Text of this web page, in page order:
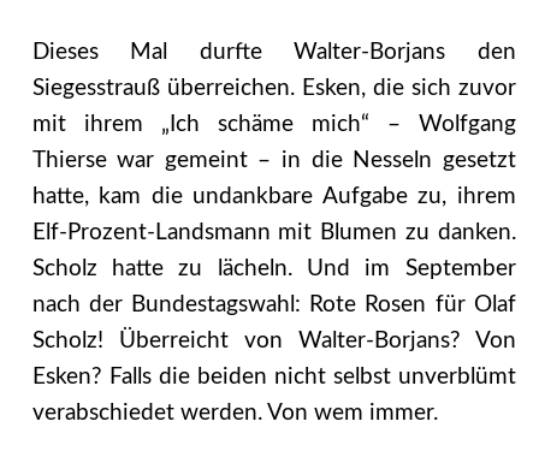
Dieses Mal durfte Walter-Borjans den
Siegesstrauß überreichen. Esken, die sich zuvor
mit ihrem „Ich schäme mich“ – Wolfgang
Thierse war gemeint – in die Nesseln gesetzt
hatte, kam die undankbare Aufgabe zu, ihrem
Elf-Prozent-Landsmann mit Blumen zu danken.
Scholz hatte zu lächeln. Und im September
nach der Bundestagswahl: Rote Rosen für Olaf
Scholz! Überreicht von Walter-Borjans? Von
Esken? Falls die beiden nicht selbst unverblümt
verabschiedet werden. Von wem immer.